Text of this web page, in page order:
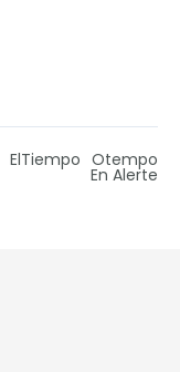
ElTiempo Otempo
En Alerte